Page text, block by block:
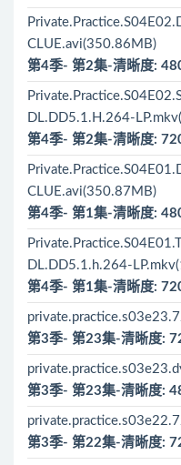
CLUE.avi(350.86MB)
第4季- 第2集-清晰度:
DL.DD5.1.H.264-
第4季- 第2集-清晰度:
CLUE.avi(350.87MB)
第4季- 第1集-清晰度:
DL.DD5.1.h.264-
第4季- 第1集-清晰度:
第3季- 第23集-清晰度:
第3季- 第23集-清晰度:
第3季- 第22集-清晰度: